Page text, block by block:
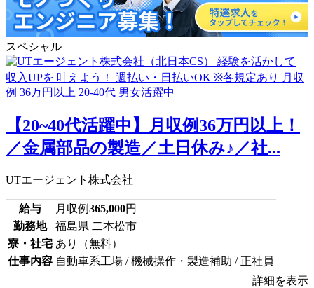
スペシャル
【20~40代活躍中】月収例36万円以上！
／金属部品の製造／土日休み♪／社...
UTエージェント株式会社
給与 月収例365,000円
勤務地
福島県 二本松市
寮・社宅 あり（無料）
仕事内容 自動車系工場 / 機械操作・製造補助 / 正社員
詳細を表示